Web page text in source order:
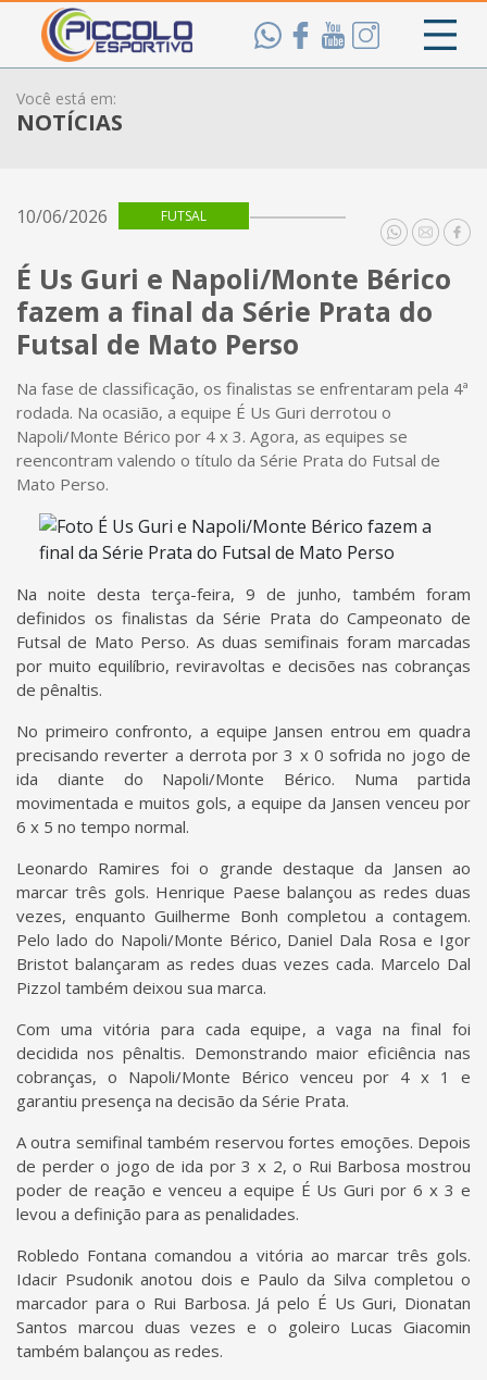
Você está em:
NOTÍCIAS
10/06/2026 FUTSAL
É Us Guri e Napoli/Monte Bérico
fazem a final da Série Prata do
Futsal de Mato Perso
Na fase de classificação, os finalistas se enfrentaram pela 4ª
rodada. Na ocasião, a equipe É Us Guri derrotou o
Napoli/Monte Bérico por 4 x 3. Agora, as equipes se
reencontram valendo o título da Série Prata do Futsal de
Mato Perso.
Na noite desta terça-feira, 9 de junho, também foram
definidos os finalistas da Série Prata do Campeonato de
Futsal de Mato Perso. As duas semifinais foram marcadas
por muito equilíbrio, reviravoltas e decisões nas cobranças
de pênaltis.
No primeiro confronto, a equipe Jansen entrou em quadra
precisando reverter a derrota por 3 x 0 sofrida no jogo de
ida diante do Napoli/Monte Bérico. Numa partida
movimentada e muitos gols, a equipe da Jansen venceu por
6 x 5 no tempo normal.
Leonardo Ramires foi o grande destaque da Jansen ao
marcar três gols. Henrique Paese balançou as redes duas
vezes, enquanto Guilherme Bonh completou a contagem.
Pelo lado do Napoli/Monte Bérico, Daniel Dala Rosa e Igor
Bristot balançaram as redes duas vezes cada. Marcelo Dal
Pizzol também deixou sua marca.
Com uma vitória para cada equipe, a vaga na final foi
decidida nos pênaltis. Demonstrando maior eficiência nas
cobranças, o Napoli/Monte Bérico venceu por 4 x 1 e
garantiu presença na decisão da Série Prata.
A outra semifinal também reservou fortes emoções. Depois
de perder o jogo de ida por 3 x 2, o Rui Barbosa mostrou
poder de reação e venceu a equipe É Us Guri por 6 x 3 e
levou a definição para as penalidades.
Robledo Fontana comandou a vitória ao marcar três gols.
Idacir Psudonik anotou dois e Paulo da Silva completou o
marcador para o Rui Barbosa. Já pelo É Us Guri, Dionatan
Santos marcou duas vezes e o goleiro Lucas Giacomin
também balançou as redes.